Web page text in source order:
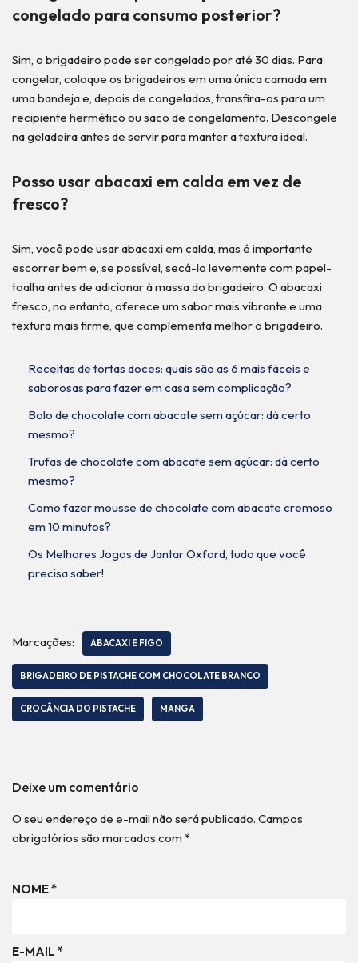
congelado para consumo posterior?
Sim, o brigadeiro pode ser congelado por até 30 dias. Para
congelar, coloque os brigadeiros em uma única camada em
uma bandeja e, depois de congelados, transfira-os para um
recipiente hermético ou saco de congelamento. Descongele
na geladeira antes de servir para manter a textura ideal.
Posso usar abacaxi em calda em vez de
fresco?
Sim, você pode usar abacaxi em calda, mas é importante
escorrer bem e, se possível, secá-lo levemente com papel-
toalha antes de adicionar à massa do brigadeiro. O abacaxi
fresco, no entanto, oferece um sabor mais vibrante e uma
textura mais firme, que complementa melhor o brigadeiro.
Receitas de tortas doces: quais são as 6 mais fáceis e
saborosas para fazer em casa sem complicação?
Bolo de chocolate com abacate sem açúcar: dá certo
mesmo?
Trufas de chocolate com abacate sem açúcar: dá certo
mesmo?
Como fazer mousse de chocolate com abacate cremoso
em 10 minutos?
Os Melhores Jogos de Jantar Oxford, tudo que você
precisa saber!
Marcações: ABACAXI E FIGO
BRIGADEIRO DE PISTACHE COM CHOCOLATE BRANCO
CROCÂNCIA DO PISTACHE MANGA
Deixe um comentário
O seu endereço de e-mail não será publicado. Campos
obrigatórios são marcados com *
NOME*
E-MAIL *